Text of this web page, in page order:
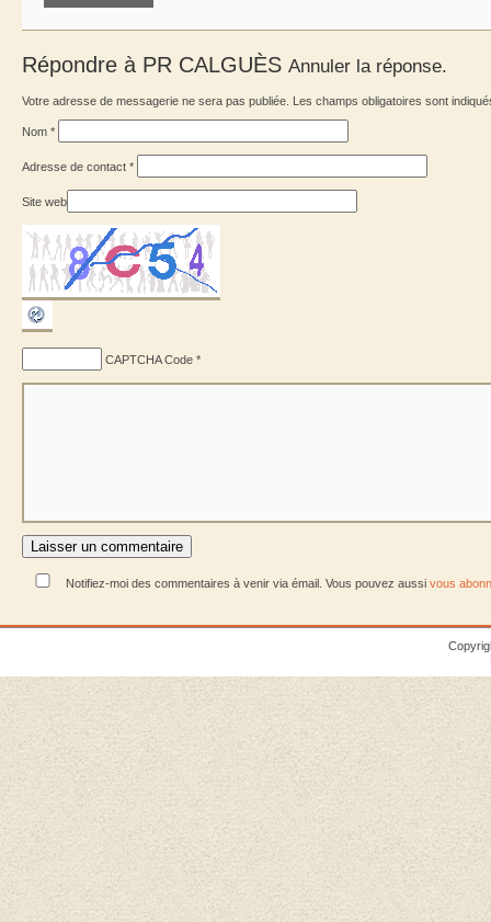
Répondre à PR CALGUÈS Annuler la réponse.
Votre adresse de messagerie ne sera pas publiée. Les champs obligatoires sont
Nom *
Adresse de contact *
Site web
CAPTCHA Code *
Notifiez-moi des commentaires à venir via émail. Vous pouvez aussi vous